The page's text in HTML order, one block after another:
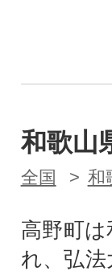
和歌山
全国 和
高野町
れ、弘